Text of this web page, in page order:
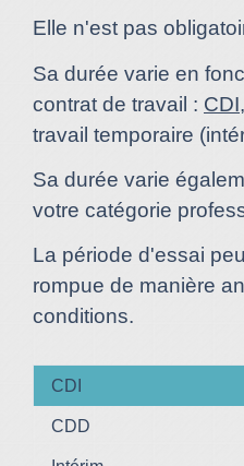
Elle n'est pas
Sa durée varie en
contrat de travail : CDI,
travail temporaire
Sa durée varie
votre catégorie
La période d'essai
rompue de manière
conditions.
CDI
CDD